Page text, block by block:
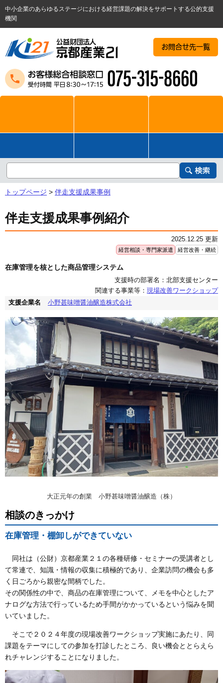
中小企業のあらゆるステージにおける経営課題の解決をサポートする公的支援
機関
お問合せ先一覧
トップページ > 伴走支援成果事例
伴走支援成果事例紹介
2025.12.25 更新
経営相談・専門家派遣 経営改善・継続
在庫管理を核とした商品管理システム
支援時の部署名：北部支援センター
関連する事業等： 現場改善ワークショップ
支援企業名
小野甚味噌醤油醸造株式会社
大正元年の創業 小野甚味噌醤油醸造（株）
相談のきっかけ
在庫管理・棚卸しができていない
同社は（公財）京都産業２１の各種研修・セミナーの受講者とし
て常連で、知識・情報の収集に積極的であり、企業訪問の機会も多
く日ごろから親密な間柄でした。
その関係性の中で、商品の在庫管理について、メモを中心としたア
ナログな方法で行っているため手間がかかっているという悩みを聞
いていました。
そこで２０２４年度の現場改善ワークショップ実施にあたり、同
課題をテーマにしての参加を打診したところ、良い機会ととらえら
れチャレンジすることになりました。